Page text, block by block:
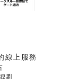
線上服務
亂